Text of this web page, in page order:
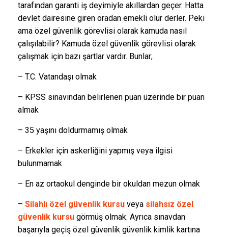
tarafından garanti iş deyimiyle akıllardan geçer. Hatta
devlet dairesine giren oradan emekli olur derler. Peki
ama özel güvenlik görevlisi olarak kamuda nasıl
çalışılabilir? Kamuda özel güvenlik görevlisi olarak
çalışmak için bazı şartlar vardır. Bunlar;
– T.C. Vatandaşı olmak
– KPSS sınavından belirlenen puan üzerinde bir puan
almak
– 35 yaşını doldurmamış olmak
– Erkekler için askerliğini yapmış veya ilgisi
bulunmamak
– En az ortaokul denginde bir okuldan mezun olmak
– Silahlı özel güvenlik kursu veya silahsız özel
güvenlik kursu görmüş olmak. Ayrıca sınavdan
başarıyla geçiş özel güvenlik güvenlik kimlik kartına